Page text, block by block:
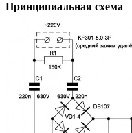
Принципиальная схема